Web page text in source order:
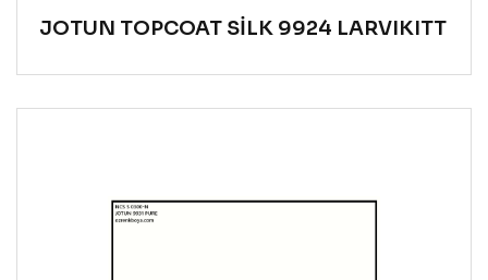
JOTUN TOPCOAT SİLK 9924 LARVIKITT